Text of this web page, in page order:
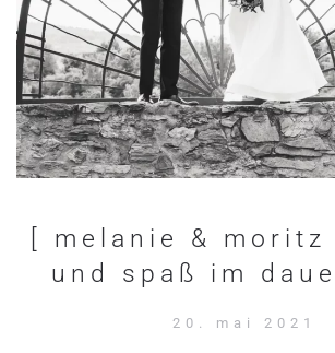
[ melanie &
und spaß im
20. mai 2021